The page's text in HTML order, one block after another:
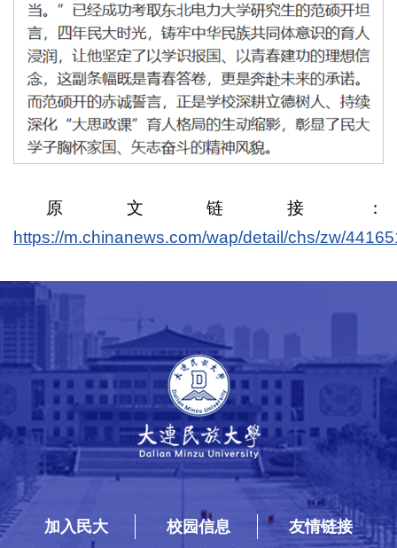
原文链接：
https://m.chinanews.com/wap/detail/chs/zw/
加入民大 校园信息 友情链接